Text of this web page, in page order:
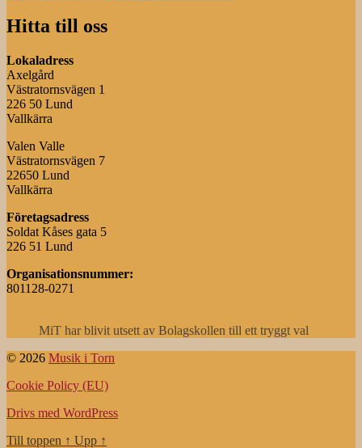
Hitta till oss
Lokaladress
Axelgård
Västratornsvägen 1
226 50 Lund
Vallkärra
Valen Valle
Västratornsvägen 7
22650 Lund
Vallkärra
Företagsadress
Soldat Kåses gata 5
226 51 Lund
Organisationsnummer:
801128-0271
MiT har blivit utsett av Bolagskollen till ett tryggt val
© 2026 Musik i Torn
Cookie Policy (EU)
Drivs med WordPress
Till toppen ↑ Upp ↑